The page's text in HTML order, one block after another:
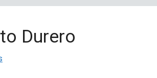
Durero